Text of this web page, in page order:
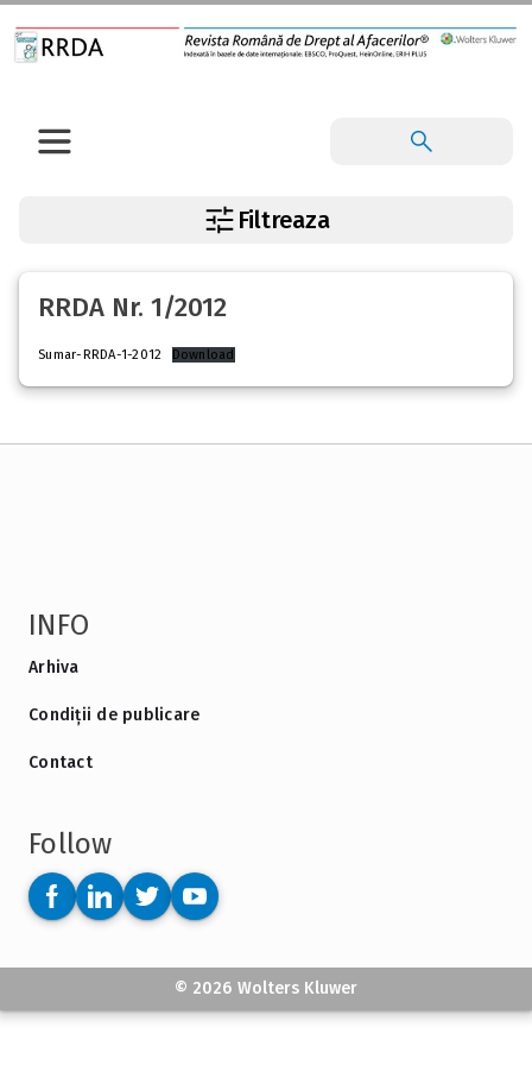
Filtreaza
RRDA Nr. 1/2012
Sumar-RRDA-1-2012 Download
INFO
Arhiva
Condiții de publicare
Contact
Follow
© 2026 Wolters Kluwer